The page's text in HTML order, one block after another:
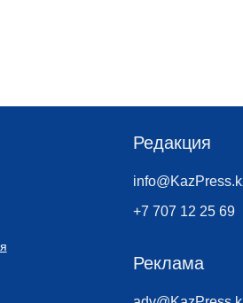
Редакция
+7 707 12 25 69
Реклама